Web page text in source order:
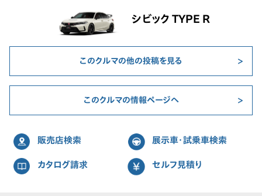
シビック TYPE R
このクルマの他の投稿を見る
このクルマの情報ページへ
販売店検索 展示車・試乗車検索
カタログ請求 セルフ見積り